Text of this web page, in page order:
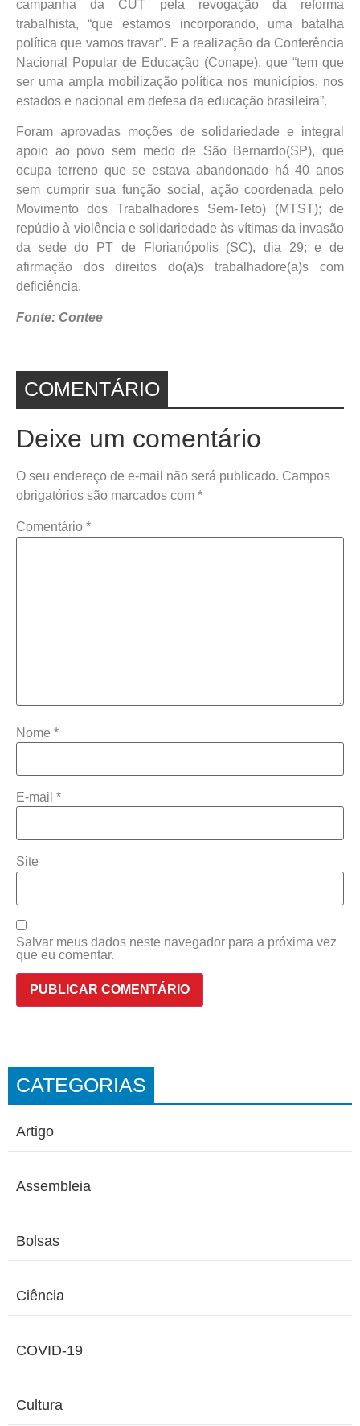
campanha da CUT pela revogação da reforma
trabalhista, “que estamos incorporando, uma batalha
política que vamos travar”. E a realização da Conferência
Nacional Popular de Educação (Conape), que “tem que
ser uma ampla mobilização política nos municípios, nos
estados e nacional em defesa da educação brasileira”.
Foram aprovadas moções de solidariedade e integral
apoio ao povo sem medo de São Bernardo(SP), que
ocupa terreno que se estava abandonado há 40 anos
sem cumprir sua função social, ação coordenada pelo
Movimento dos Trabalhadores Sem-Teto) (MTST); de
repúdio à violência e solidariedade às vítimas da invasão
da sede do PT de Florianópolis (SC), dia 29; e de
afirmação dos direitos do(a)s trabalhadore(a)s com
deficiência.
Fonte: Contee
COMENTÁRIO
Deixe um comentário
O seu endereço de e-mail não será publicado. Campos
obrigatórios são marcados com *
Comentário *
Nome *
E-mail *
Site
Salvar meus dados neste navegador para a próxima vez
que eu comentar.
CATEGORIAS
Artigo
Assembleia
Bolsas
Ciência
COVID-19
Cultura